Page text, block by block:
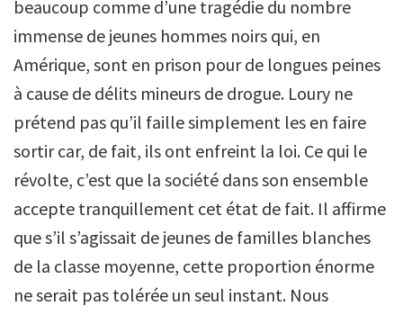
beaucoup comme d’une tragédie du nombre
immense de jeunes hommes noirs qui, en
Amérique, sont en prison pour de longues peines
à cause de délits mineurs de drogue. Loury ne
prétend pas qu’il faille simplement les en faire
sortir car, de fait, ils ont enfreint la loi. Ce qui le
révolte, c’est que la société dans son ensemble
accepte tranquillement cet état de fait. Il affirme
que s’il s’agissait de jeunes de familles blanches
de la classe moyenne, cette proportion énorme
ne serait pas tolérée un seul instant. Nous